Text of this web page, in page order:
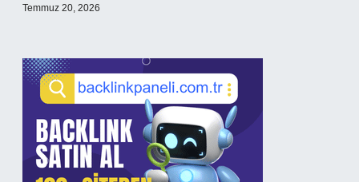
Temmuz 20, 2026